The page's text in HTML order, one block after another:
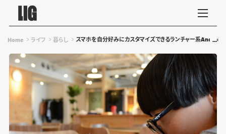
Home ライフ 暮らし スマホを自分好みにカスタマイズできるランチャー系Android